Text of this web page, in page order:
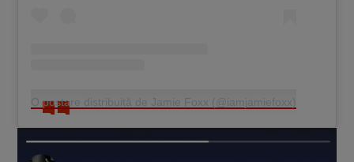
O postare distribuită de Jamie Foxx (@iamjamiefoxx)